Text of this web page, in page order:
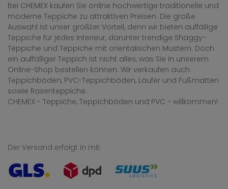
Bei CHEMEX kaufen Sie online hochwertige traditionelle und
moderne Teppiche zu attraktiven Preisen. Die große
Auswahl ist unser größter Vorteil, denn wir bieten auffällige
Teppiche für jedes Interieur, darunter trendige Shaggy-
Teppiche und Teppiche mit orientalischen Mustern. Doch
ein auffälliger Teppich ist nicht alles, was Sie in unserem
Online-Shop bestellen können. Wir verkaufen auch
Teppichböden, PVC-Teppichböden, Läufer und Fußmatten
sowie Rasenteppiche.
CHEMEX - Teppiche, Teppichböden und PVC - willkommen!
Der Versand erfolgt in mit: